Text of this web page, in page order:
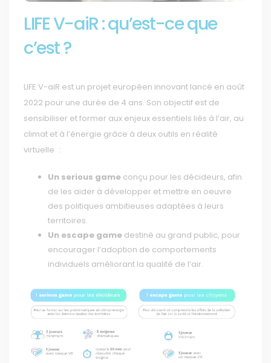
LIFE V-aiR : qu’est-ce que
c’est ?
LIFE V-aiR est un projet européen innovant lancé en août
2022 pour une durée de 4 ans. Son objectif est de
sensibiliser et former aux enjeux essentiels liés à l’air, au
climat et à l’énergie grâce à deux outils en réalité
virtuelle :
Un serious game conçu pour les décideurs, afin
de les aider à développer et mettre en oeuvre
des politiques ambitieuses adaptées à leurs
territoires.
Un escape game destiné au grand public, pour
encourager l’adoption de comportements
individuels améliorant la qualité de l’air.